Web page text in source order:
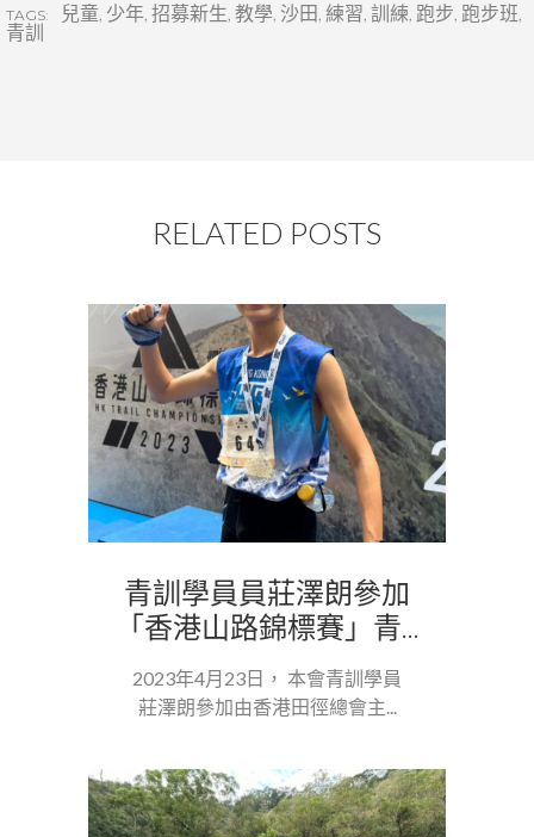
TAGS: 兒童, 少年, 招募新生, 教學, 沙田, 練習, 訓練, 跑步, 跑步班,
青訓
RELATED POSTS
青訓學員員莊澤朗參加
「香港山路錦標賽」青...
2023年4月23日， 本會青訓學員
莊澤朗參加由香港田徑總會主...